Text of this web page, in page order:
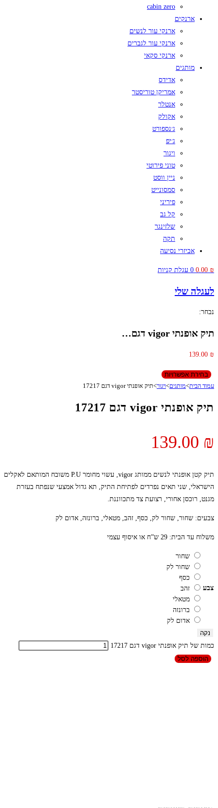
cabin zero
ארנקים
ארנקי עור לנשים
ארנקי עור לגברים
ארנקי סקאי
מותגים
אדידס
אמריקן טוריסטר
אנטלר
אקולק
ג׳נספורט
ג׳יפ
ויגור
טוני פירוטי
ניין ווסט
סמסונייט
פיריני
קל גב
שלזינגר
תקה
אביזרי נסיעה
0.00 ₪
0 עגלת קניות
לעגלה שלי
נבחר:
תיק אופנתי vigor דגם…
139.00 ₪
בחירת אפשרויות
עמוד הבית>מותגים>ויגור>תיק אופנתי vigor דגם 17217
תיק אופנתי vigor דגם 17217
139.00 ₪
תיק קטן אופנתי לנשים ממותג vigor, עשוי מחומר P.U משובח המותאם לאקלים
הישראלי, שני תאים נפרדים לפתיחת התיק, תא גדול אמצעי שנפתח בעזרת
מגנט, רוכסן אחורי, רצועת צד מתכווננת.
צבעים: שחור, שחור לק, כסף, זהב, מטאלי, ברונזה, אדום לק
משלוח עד הבית: 29 ש”ח או איסוף עצמי
צבע
שחור
שחור לק
כסף
זהב
מטאלי
ברונזה
אדום לק
נקה
כמות של תיק אופנתי vigor דגם 17217
הוספה לסל